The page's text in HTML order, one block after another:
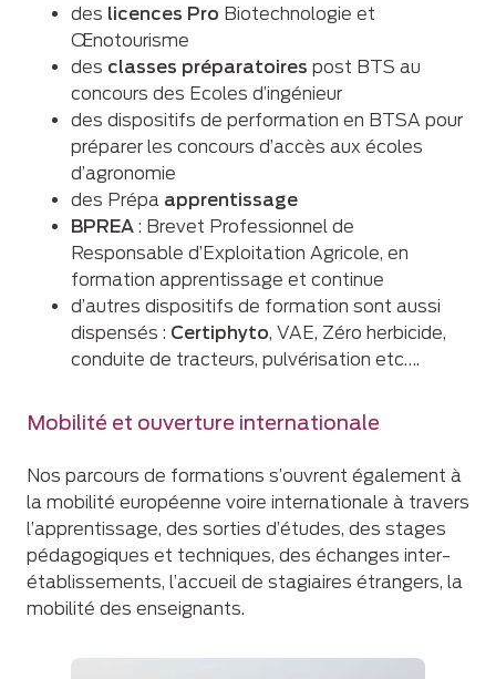
des licences Pro Biotechnologie et
Œnotourisme
des classes préparatoires post BTS au
concours des Ecoles d’ingénieur
des dispositifs de performation en BTSA pour
préparer les concours d’accès aux écoles
d’agronomie
des Prépa apprentissage
BPREA : Brevet Professionnel de
Responsable d’Exploitation Agricole, en
formation apprentissage et continue
d’autres dispositifs de formation sont aussi
dispensés : Certiphyto, VAE, Zéro herbicide,
conduite de tracteurs, pulvérisation etc….
Mobilité et ouverture internationale
Nos parcours de formations s’ouvrent également à
la mobilité européenne voire internationale à travers
l’apprentissage, des sorties d’études, des stages
pédagogiques et techniques, des échanges inter-
établissements, l’accueil de stagiaires étrangers, la
mobilité des enseignants.